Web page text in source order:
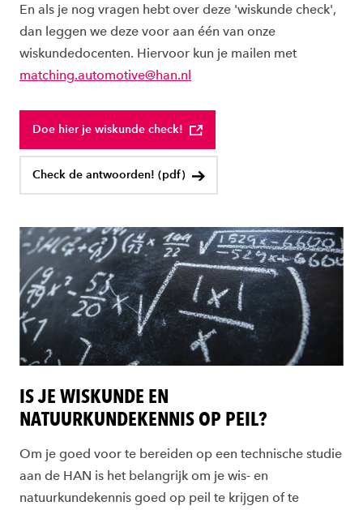
En als je nog vragen hebt over deze 'wiskunde check',
dan leggen we deze voor aan één van onze
wiskundedocenten. Hiervoor kun je mailen met
matching.automotive@han.nl
Doe hier je wiskunde check!
Check de antwoorden! (pdf)
IS JE WISKUNDE EN
NATUURKUNDEKENNIS OP PEIL?
Om je goed voor te bereiden op een technische studie
aan de HAN is het belangrijk om je wis- en
natuurkundekennis goed op peil te krijgen of te